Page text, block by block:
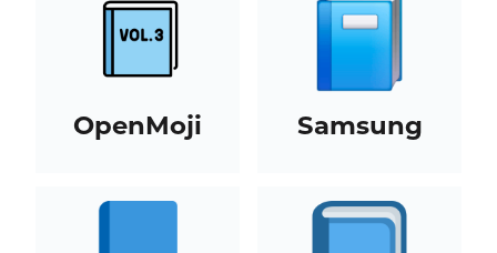
OpenMoji Samsung